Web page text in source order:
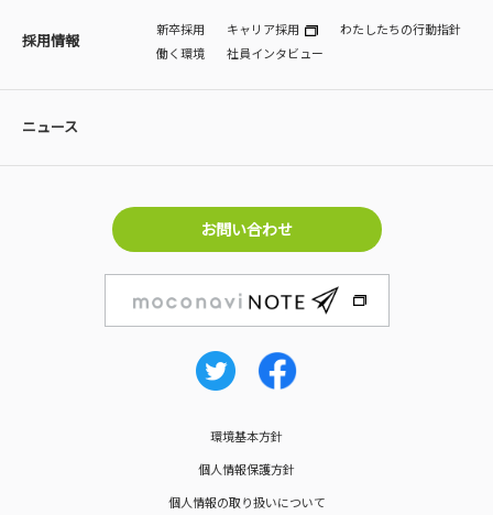
採用情報
新卒採用 キャリア採用
わたしたちの行動指針
働く環境
社員インタビュー
ニュース
環境基本方針
個人情報保護方針
個人情報の取り扱いについて
お問い合わせ